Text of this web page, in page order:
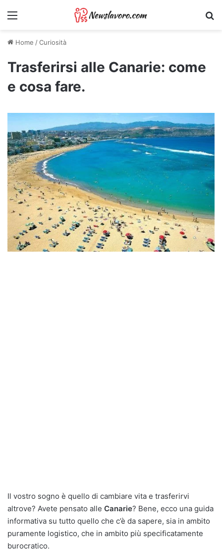
Menu
Home /Curiosità
Trasferirsi alle Canarie: come
e cosa fare.
Il vostro sogno è quello di cambiare vita e trasferirvi
altrove? Avete pensato alle Canarie? Bene, ecco una guida
informativa su tutto quello che c’è da sapere, sia in ambito
puramente logistico, che in ambito più specificatamente
burocratico.